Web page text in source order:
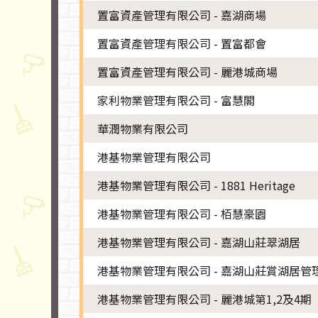
置富資產管理有限公司 - 嘉湖商場
置富資產管理有限公司 - 置富都會
置富資產管理有限公司 - 麗港城商場
家利物業管理有限公司 - 富慧閣
華潤物業有限公司
港基物業管理有限公司
港基物業管理有限公司 - 1881 Heritage
港基物業管理有限公司 - 栢慧豪園
港基物業管理有限公司 - 嘉湖山莊翠湖居
港基物業管理有限公司 - 嘉湖山莊賞湖居管
港基物業管理有限公司 - 麗港城第1,2及4期